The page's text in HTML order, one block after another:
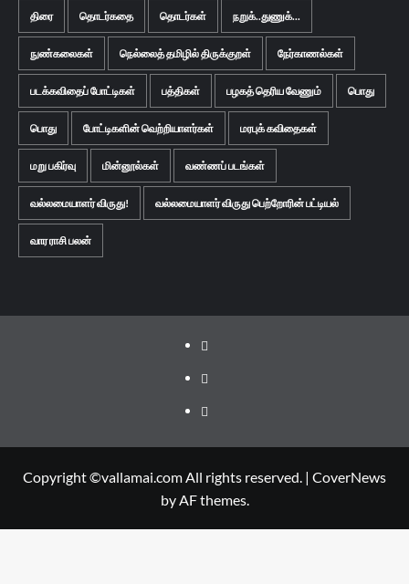
திரை தொடர்கதை தொடர்கள் நறுக்..துணுக்...
நுண்கலைகள் நெல்லைத் தமிழில் திருக்குறள் நேர்காணல்கள்
படக்கவிதைப் போட்டிகள் பத்திகள் பழகத் தெரிய வேணும் பொது
பொது போட்டிகளின் வெற்றியாளர்கள் மரபுக் கவிதைகள்
மறு பகிர்வு மின்னூல்கள் வண்ணப் படங்கள்
வல்லமையாளர் விருது! வல்லமையாளர் விருது பெற்றோரின் பட்டியல்
வார ராசி பலன்
Facebook
Twitter
Youtube
Copyright ©vallamai.com All rights reserved. | CoverNews
by AF themes.